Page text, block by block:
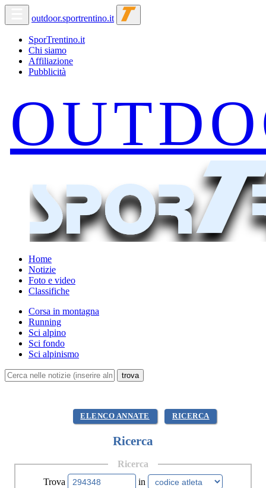
outdoor.sportrentino.it
SporTrentino.it
Chi siamo
Affiliazione
Pubblicità
Home
Notizie
Foto e video
Classifiche
Corsa in montagna
Running
Sci alpino
Sci fondo
Sci alpinismo
ELENCO ANNATE RICERCA
Ricerca
Ricerca
Trova
in